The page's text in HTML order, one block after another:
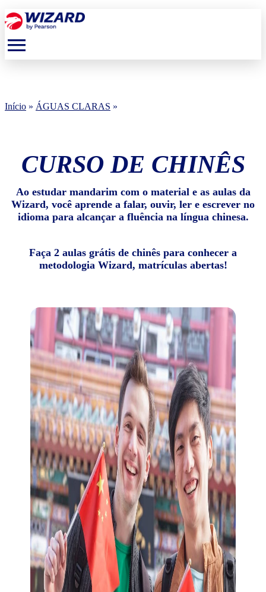
menu
Início » ÁGUAS CLARAS »
CURSO DE CHINÊS
Ao estudar mandarim com o material e as aulas da
Wizard, você aprende a falar, ouvir, ler e escrever no
idioma para alcançar a fluência na língua chinesa.
Faça 2 aulas grátis de chinês para conhecer a
metodologia Wizard, matrículas abertas!